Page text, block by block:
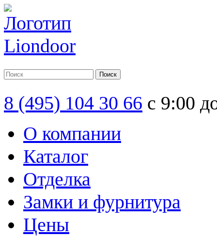
8 (495) 104 30 66 с 9:00
О компании
Каталог
Отделка
Замки и фурнитура
Цены